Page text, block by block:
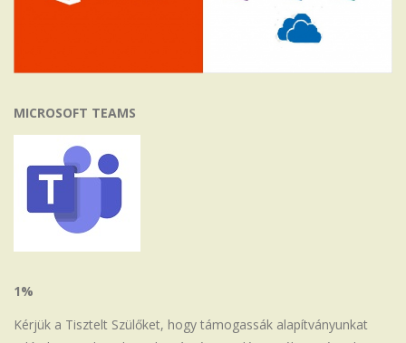
MICROSOFT TEAMS
1%
Kérjük a Tisztelt Szülőket, hogy támogassák alapítványunkat